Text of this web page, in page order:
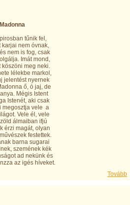
Madonna
tűnik fel,
karjai nem óvnak,
nem is fog, csak
Imát mond,
köszöni meg neki.
lélekbe markol,
jelentést nyernek
ő, ó jaj, de
Mégis Istent
Istenét, aki csak
megosztja vele a
Vele él, vele
álmaiban ifjú
érzi magát, olyan
festettek.
barna sugarai
szemének kék
ad nekünk és
az igés híveket.
Tovább